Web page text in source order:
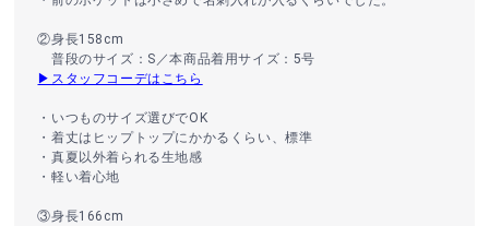
②身長158cm
普段のサイズ：S／本商品着用サイズ：5号
▶スタッフコーデはこちら
・いつものサイズ選びでOK
・着丈はヒップトップにかかるくらい、標準
・真夏以外着られる生地感
・軽い着心地
③身長166cm